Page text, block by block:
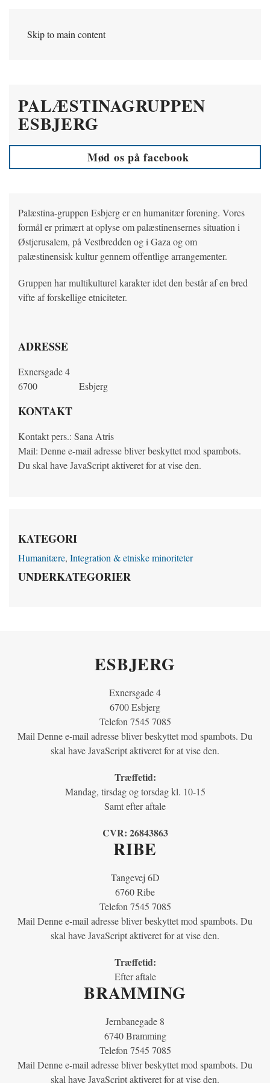
Skip to main content
PALÆSTINAGRUPPEN
ESBJERG
Mød os på facebook
Palæstina-gruppen Esbjerg er en humanitær forening. Vores
formål er primært at oplyse om palæstinensernes situation i
Østjerusalem, på Vestbredden og i Gaza og om
palæstinensisk kultur gennem offentlige arrangementer.
Gruppen har multikulturel karakter idet den består af en bred
vifte af forskellige etniciteter.
ADRESSE
Exnersgade 4
6700
Esbjerg
KONTAKT
Kontakt pers.: Sana Atris
Mail: Denne e-mail adresse bliver beskyttet mod spambots.
Du skal have JavaScript aktiveret for at vise den.
KATEGORI
Humanitære, Integration & etniske minoriteter
UNDERKATEGORIER
ESBJERG
Exnersgade 4
6700 Esbjerg
Telefon 7545 7085
Mail Denne e-mail adresse bliver beskyttet mod spambots. Du
skal have JavaScript aktiveret for at vise den.
Træffetid:
Mandag, tirsdag og torsdag kl. 10-15
Samt efter aftale
CVR: 26843863
RIBE
Tangevej 6D
6760 Ribe
Telefon 7545 7085
Mail Denne e-mail adresse bliver beskyttet mod spambots. Du
skal have JavaScript aktiveret for at vise den.
Træffetid:
Efter aftale
BRAMMING
Jernbanegade 8
6740 Bramming
Telefon 7545 7085
Mail Denne e-mail adresse bliver beskyttet mod spambots. Du
skal have JavaScript aktiveret for at vise den.